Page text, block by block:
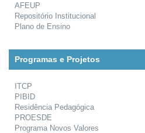
AFEUP
Repositório Institucional
Plano de Ensino
Programas e Projetos
ITCP
PIBID
Residência Pedagógica
PROESDE
Programa Novos Valores